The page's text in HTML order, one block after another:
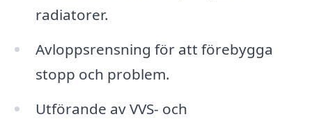
radiatorer.
Avloppsrensning för att förebygga
stopp och problem.
Utförande av VVS- och